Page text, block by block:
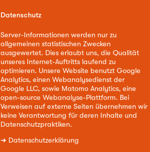
Datenschutz
Server-Informationen werden nur zu
allgemeinen statistischen Zwecken
ausgewertet. Dies erlaubt uns, die Qualität
unseres Internet-Auftritts laufend zu
optimieren. Unsere Website benutzt Google
Analytics, einen Webanalysedienst der
Google LLC, sowie Matomo Analytics, eine
open-source Webanalyse-Plattform. Bei
Verweisen auf externe Seiten übernehmen wir
keine Verantwortung für deren Inhalte und
Datenschutzpraktiken.
➜ Datenschutzerklärung